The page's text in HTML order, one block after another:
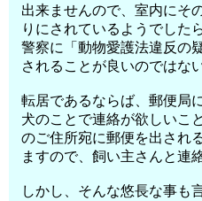
出来ませんので、室内にそ
りにされているようでしたら
警察に「動物愛護法違反の
されることが良いのではな
転居であるならば、郵便局
犬のことで連絡が欲しいこ
のご住所宛に郵便を出され
ますので、飼い主さんと連
しかし、そんな悠長な事も